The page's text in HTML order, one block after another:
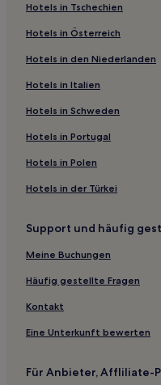
Haustierfreundliche in
Familien in Oklahoma City
Familien in Lawton
2-Sterne-Hotels in
2-Sterne-Hotels in Pauls
Reydon Hotels
Lone Wolf Hotels
Butler Hotels
Helena Hotels
Mutual Hotels
Custer City Hotels
Cleo Springs Hotels
Cheyenne Hotels
Hotels nahe Clinton
Hotels in Tschechien
Hotels in Österreich
Hotels in den Niederlanden
Hotels in Italien
Hotels in Schweden
Hotels in Portugal
Hotels in Polen
Hotels in der Türkei
Support und häufig
Meine Buchungen
Häufig gestellte Fragen
Kontakt
Eine Unterkunft bewerten
Für Anbieter, Affliliate-